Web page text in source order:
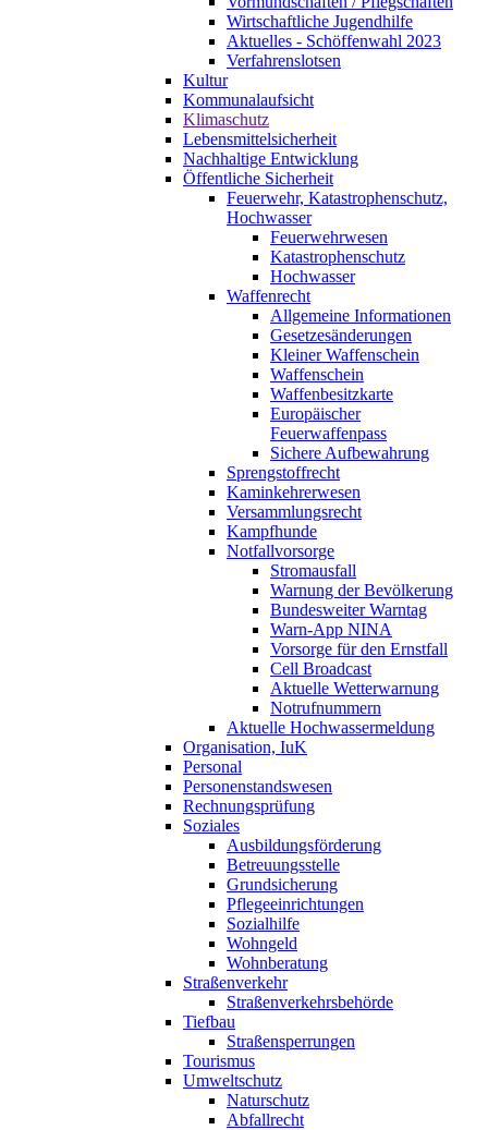
Wirtschaftliche Jugendhilfe
Aktuelles - Schöffenwahl 2023
Verfahrenslotsen
Kultur
Kommunalaufsicht
Klimaschutz
Lebensmittelsicherheit
Nachhaltige Entwicklung
Öffentliche Sicherheit
Feuerwehr, Katastrophenschutz,
Hochwasser
Feuerwehrwesen
Katastrophenschutz
Hochwasser
Waffenrecht
Allgemeine Informationen
Gesetzesänderungen
Kleiner Waffenschein
Waffenschein
Waffenbesitzkarte
Europäischer
Feuerwaffenpass
Sichere Aufbewahrung
Sprengstoffrecht
Kaminkehrerwesen
Versammlungsrecht
Kampfhunde
Notfallvorsorge
Stromausfall
Warnung der Bevölkerung
Bundesweiter Warntag
Warn-App NINA
Vorsorge für den Ernstfall
Cell Broadcast
Aktuelle Wetterwarnung
Notrufnummern
Aktuelle Hochwassermeldung
Organisation, IuK
Personal
Personenstandswesen
Rechnungsprüfung
Soziales
Ausbildungsförderung
Betreuungsstelle
Grundsicherung
Pflegeeinrichtungen
Sozialhilfe
Wohngeld
Wohnberatung
Straßenverkehr
Straßenverkehrsbehörde
Tiefbau
Straßensperrungen
Tourismus
Umweltschutz
Naturschutz
Abfallrecht